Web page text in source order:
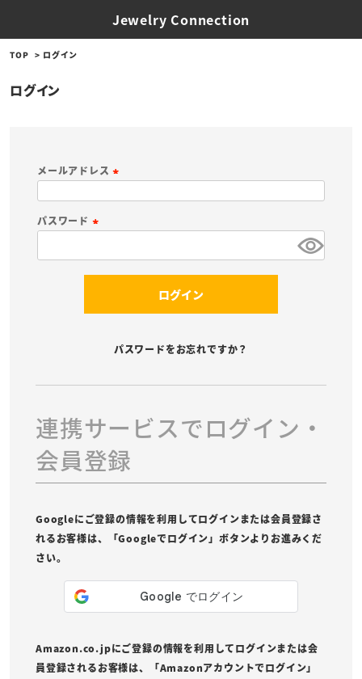
Jewelry Connection
TOP ログイン
ログイン
メールアドレス
須
パスワード
ログイン
パスワードをお忘れですか？
連携サービスでログイン・
会員登録
Googleにご登録の情報を利用してログインまたは会員登録さ
れるお客様は、「Googleでログイン」ボタンよりお進みくだ
さい。
Amazon.co.jpにご登録の情報を利用してログインまたは会
員登録されるお客様は、「Amazonアカウントでログイン」